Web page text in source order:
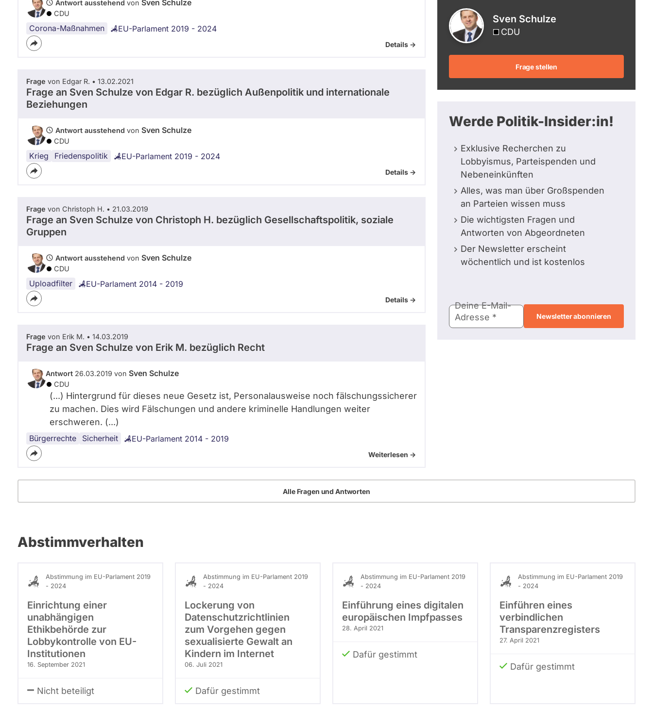
Antwort ausstehend von Sven Schulze
CDU
Corona-Maßnahmen EU-Parlament 2019 - 2024
Details ->
Frage von Edgar R. • 13.02.2021
Frage an Sven Schulze von Edgar R. bezüglich Außenpolitik und internationale
Beziehungen
Antwort ausstehend von Sven Schulze
CDU
Krieg Friedenspolitik
Russland EU-Parlament 2019 - 2024
Details ->
Frage von Christoph H. • 21.03.2019
Frage an Sven Schulze von Christoph H. bezüglich Gesellschaftspolitik, soziale
Gruppen
Antwort ausstehend von Sven Schulze
CDU
Uploadfilter EU-Parlament 2014 - 2019
Details ->
Frage von Erik M. • 14.03.2019
Frage an Sven Schulze von Erik M. bezüglich Recht
Antwort 26.03.2019 von Sven Schulze
CDU
(...) Hintergrund für dieses neue Gesetz ist, Personalausweise noch fälschungssicherer
zu machen. Dies wird Fälschungen und andere kriminelle Handlungen weiter
erschweren. (...)
Bürgerrechte Sicherheit
Datenschutz
Grundrechte EU-Parlament 2014 - 2019
Weiterlesen ->
Sven Schulze
CDU
Frage stellen
Werde Politik-Insider:in!
Exklusive Recherchen zu
Lobbyismus, Parteispenden und
Nebeneinkünften
Alles, was man über Großspenden
an Parteien wissen muss
Die wichtigsten Fragen und
Antworten von Abgeordneten
Der Newsletter erscheint
wöchentlich und ist kostenlos
Mail-
Adresse
Deine E-Mail-
Adresse
Alle Fragen und Antworten
Abstimmverhalten
Abstimmung im EU-Parlament 2019
- 2024
Einrichtung einer
unabhängigen
Ethikbehörde zur
Lobbykontrolle von EU-
Institutionen
16. September 2021
Nicht beteiligt
Abstimmung im EU-Parlament 2019
- 2024
Lockerung von
Datenschutzrichtlinien
zum Vorgehen gegen
sexualisierte Gewalt an
Kindern im Internet
06. Juli 2021
Dafür gestimmt
Abstimmung im EU-Parlament 2019
- 2024
Einführung eines digitalen
europäischen Impfpasses
28. April 2021
Dafür gestimmt
Abstimmung im EU-Parlament 2019
- 2024
Einführen eines
verbindlichen
Transparenzregisters
27. April 2021
Dafür gestimmt